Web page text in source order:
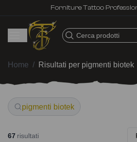
Forniture Tattoo
Cerca prodotti
Home / Risultati per pigmenti biotek
pigmenti biotek
67 risultati